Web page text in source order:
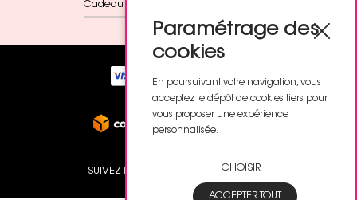
Cadeau dès 60€
SUIVEZ-NOUS
Paramétrage des
cookies
En poursuivant votre navigation, vous
acceptez le dépôt de cookies tiers pour
vous proposer une expérience
personnalisée.
CHOISIR
ACCEPTER TOUT